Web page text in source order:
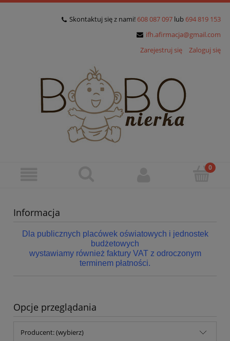
Skontaktuj się z nami! 608 087 097 lub 694 819 153
ifh.afirmacja@gmail.com
Zarejestruj się
Zaloguj się
Informacja
Dla publicznych placówek oświatowych i jednostek
budżetowych
wystawiamy również faktury VAT z odroczonym
terminem płatności.
Opcje przeglądania
Producent: (wybierz)